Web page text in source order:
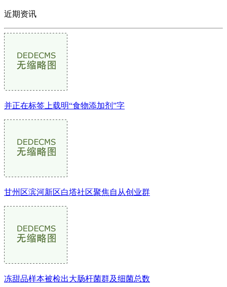
近期资讯
并正在标签上载明“食物添加剂”字
甘州区滨河新区白塔社区聚焦自从创业群
冻甜品样本被检出大肠杆菌群及细菌总数